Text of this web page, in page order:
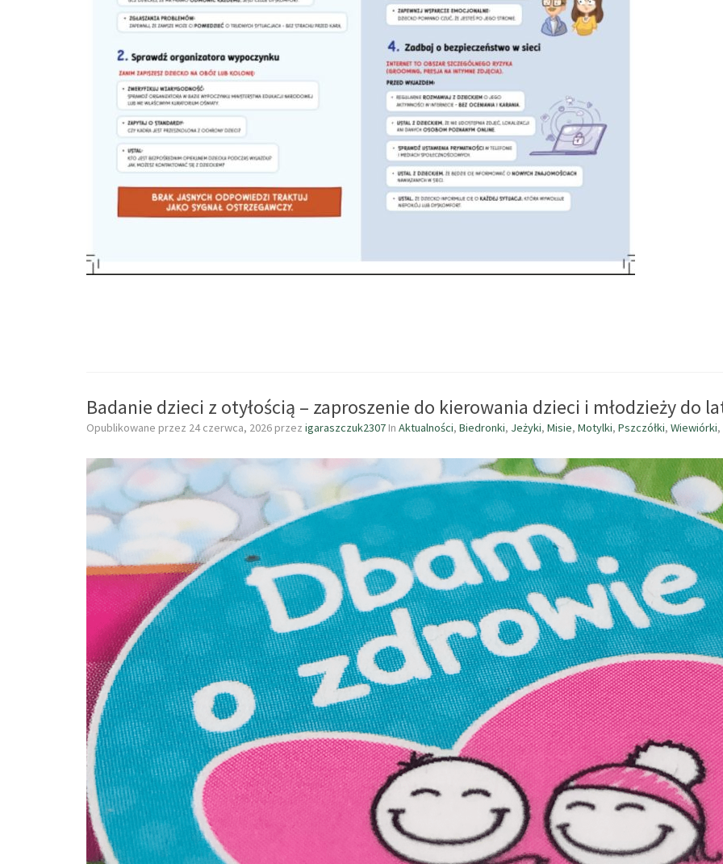
Badanie dzieci z otyłością – zaproszenie do kierowania dzieci i młodzieży do
Opublikowane przez 24 czerwca, 2026 przez igaraszczuk2307 In Aktualności, Biedronki, Jeżyki, Misie, Motylki, Pszczółki, Wiewiórki,